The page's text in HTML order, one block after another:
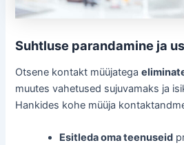
Suhtluse parandamine ja
Otsene kontakt müüjatega
muutes vahetused sujuvamaks ja
Hankides kohe müüja
Esitleda oma teenuseid